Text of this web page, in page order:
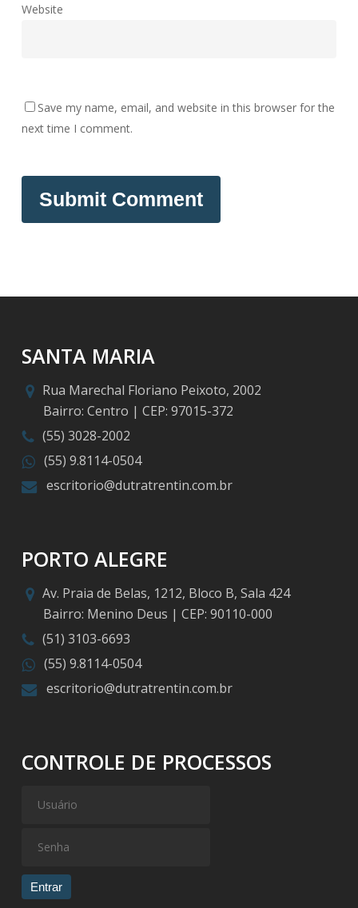
Website
Save my name, email, and website in this browser for the
next time I comment.
SANTA MARIA
Rua Marechal Floriano Peixoto, 2002
Bairro: Centro | CEP: 97015-372
(55) 3028-2002
(55) 9.8114-0504
escritorio@dutratrentin.com.br
PORTO ALEGRE
Av. Praia de Belas, 1212, Bloco B, Sala 424
Bairro: Menino Deus | CEP: 90110-000
(51) 3103-6693
(55) 9.8114-0504
escritorio@dutratrentin.com.br
CONTROLE DE PROCESSOS
Entrar